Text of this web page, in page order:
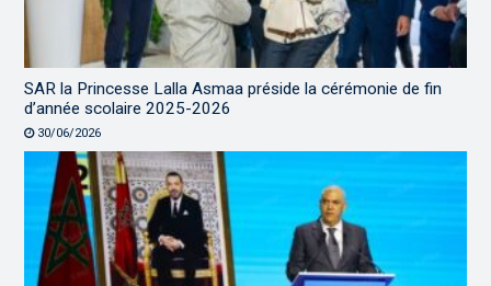
SAR la Princesse Lalla Asmaa préside la cérémonie de fin
d’année scolaire 2025-2026
30/06/2026